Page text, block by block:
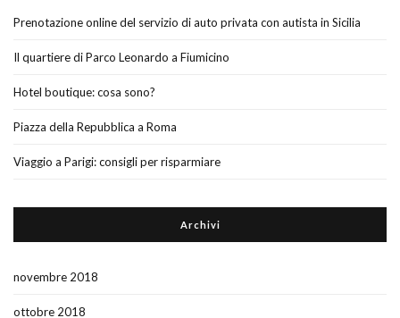
Prenotazione online del servizio di auto privata con autista in Sicilia
Il quartiere di Parco Leonardo a Fiumicino
Hotel boutique: cosa sono?
Piazza della Repubblica a Roma
Viaggio a Parigi: consigli per risparmiare
Archivi
novembre 2018
ottobre 2018